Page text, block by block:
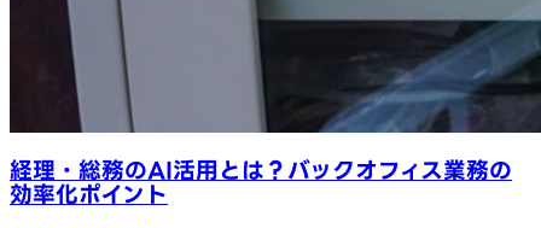
経理・総務のAI活用とは？バックオフィス業務の
効率化ポイント